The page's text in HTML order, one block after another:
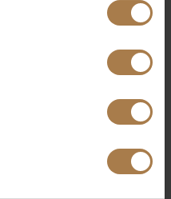
brandt traag en
Voor dezelfde
haardhout nodig,
brand zo ongeveer
u zelfs een grote kachel
blokken nodig. Bestel